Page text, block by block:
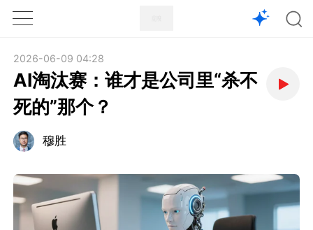
1X
2026-06-09 04:28
AI淘汰赛：谁才是公司里“杀不
死的”那个？
穆胜